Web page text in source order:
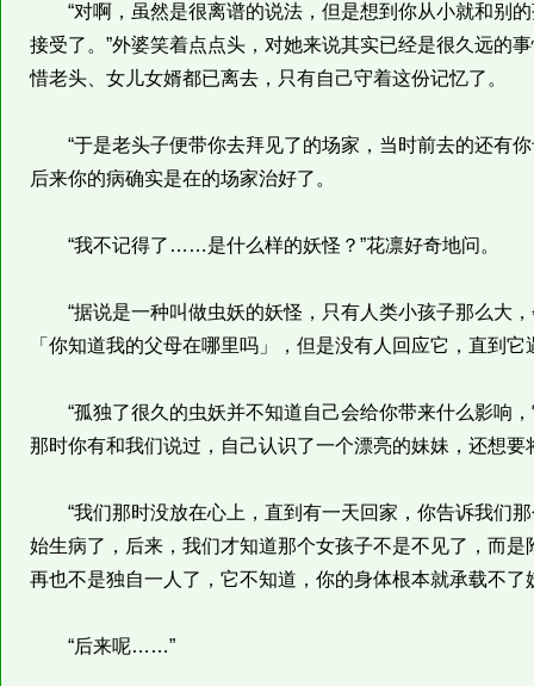
“对啊，虽然是很离谱的说法，但是想到你从小就和别的
接受了。”外婆笑着点点头，对她来说其实已经是很久远的
惜老头、女儿女婿都已离去，只有自己守着这份记忆了。
“于是老头子便带你去拜见了的场家，当时前去的还有你
后来你的病确实是在的场家治好了。
“我不记得了……是什么样的妖怪？”花凛好奇地问。
“据说是一种叫做虫妖的妖怪，只有人类小孩子那么大，
「你知道我的父母在哪里吗」，但是没有人回应它，直到它
“孤独了很久的虫妖并不知道自己会给你带来什么影响，
那时你有和我们说过，自己认识了一个漂亮的妹妹，还想要
“我们那时没放在心上，直到有一天回家，你告诉我们那
始生病了，后来，我们才知道那个女孩子不是不见了，而
再也不是独自一人了，它不知道，你的身体根本就承载不了
“后来呢……”